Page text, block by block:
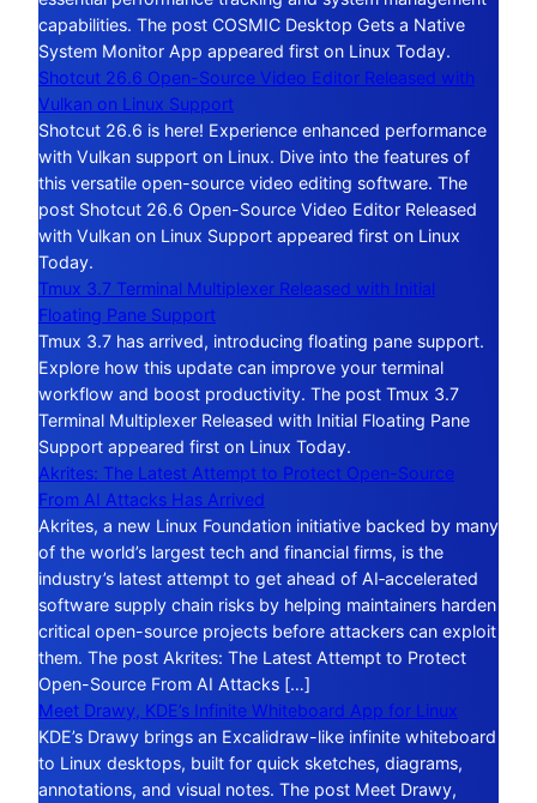
capabilities. The post COSMIC Desktop Gets a Native
System Monitor App appeared first on Linux Today.
Shotcut 26.6 Open-Source Video Editor Released with
Vulkan on Linux Support
Shotcut 26.6 is here! Experience enhanced performance
with Vulkan support on Linux. Dive into the features of
this versatile open-source video editing software. The
post Shotcut 26.6 Open-Source Video Editor Released
with Vulkan on Linux Support appeared first on Linux
Today.
Tmux 3.7 Terminal Multiplexer Released with Initial
Floating Pane Support
Tmux 3.7 has arrived, introducing floating pane support.
Explore how this update can improve your terminal
workflow and boost productivity. The post Tmux 3.7
Terminal Multiplexer Released with Initial Floating Pane
Support appeared first on Linux Today.
Akrites: The Latest Attempt to Protect Open-Source
From AI Attacks Has Arrived
Akrites, a new Linux Foundation initiative backed by many
of the world’s largest tech and financial firms, is the
industry’s latest attempt to get ahead of AI‑accelerated
software supply chain risks by helping maintainers harden
critical open-source projects before attackers can exploit
them. The post Akrites: The Latest Attempt to Protect
Open-Source From AI Attacks […]
Meet Drawy, KDE’s Infinite Whiteboard App for Linux
KDE’s Drawy brings an Excalidraw-like infinite whiteboard
to Linux desktops, built for quick sketches, diagrams,
annotations, and visual notes. The post Meet Drawy,